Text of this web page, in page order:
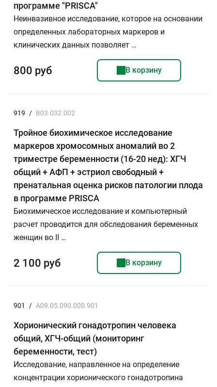
программе "PRISCA"
Неинвазивное исследование, которое на основании
определенных лабораторных маркеров и
клинических данных позволяет …
800 руб В корзину
919 / B03.032.002
Тройное биохимическое исследование
маркеров хромосомных аномалий во 2
триместре беременности (16-20 нед): ХГЧ
общий + АФП + эстриол свободный +
пренатальная оценка рисков патологии плода
в программе PRISCA
Биохимическое исследование и компьютерный
расчет проводится для обследования беременных
женщин во II …
2 100 руб В корзину
901 / A09.05.090.000.901
Хорионический гонадотропин человека
общий, ХГЧ-общий (мониторинг
беременности, тест)
Исследование, направленное на определение
концентрации хорионического гонадотропина